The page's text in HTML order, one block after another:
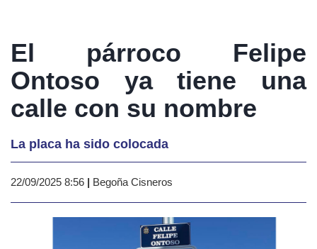
El párroco Felipe
Ontoso ya tiene una
calle con su nombre
La placa ha sido colocada
22/09/2025 8:56 | Begoña Cisneros